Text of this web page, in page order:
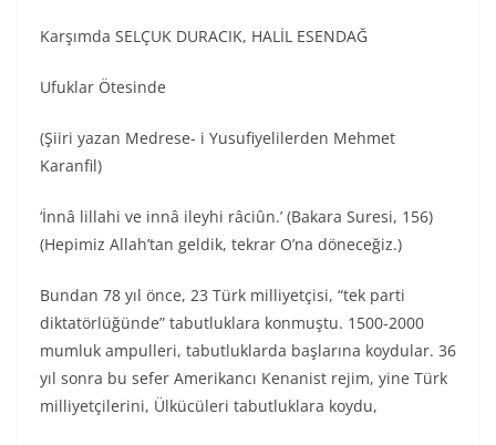
Karşımda SELÇUK DURACIK, HALİL ESENDAĞ
Ufuklar Ötesinde
(Şiiri yazan Medrese- i Yusufiyelilerden Mehmet
Karanfil)
‘İnnâ lillahi ve innâ ileyhi râciûn.’ (Bakara Suresi, 156)
(Hepimiz Allah’tan geldik, tekrar O’na döneceğiz.)
Bundan 78 yıl önce, 23 Türk milliyetçisi, “tek parti
diktatörlüğünde” tabutluklara konmuştu. 1500-2000
mumluk ampulleri, tabutluklarda başlarına koydular. 36
yıl sonra bu sefer Amerikancı Kenanist rejim, yine Türk
milliyetçilerini, Ülkücüleri tabutluklara koydu,